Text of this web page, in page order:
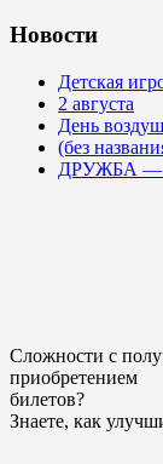
Новости
Детская
2 августа
День
(без
ДРУЖБА —
Сложности с
приобретением
билетов?
Знаете, как